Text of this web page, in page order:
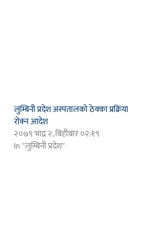
लुम्बिनी प्रदेश अस्पतालको ठेक्का प्रक्रिया
रोक्न आदेश
२०७९ भाद्र २, बिहीबार ०२:१९
In "लुम्बिनी प्रदेश"